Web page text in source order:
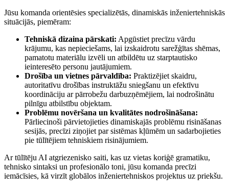
Jūsu komanda orientēsies specializētās, dinamiskās inženiertehniskās
situācijās, piemēram:
Tehniskā dizaina pārskati: Apgūstiet precīzu vārdu
krājumu, kas nepieciešams, lai izskaidrotu sarežģītas shēmas,
pamatotu materiālu izvēli un atbildētu uz starptautisko
ieinteresēto personu jautājumiem.
Drošība un vietnes pārvaldība: Praktizējiet skaidru,
autoritatīvu drošības instruktāžu sniegšanu un efektīvu
koordināciju ar pārrobežu darbuzņēmējiem, lai nodrošinātu
pilnīgu atbilstību objektam.
Problēmu novēršana un kvalitātes nodrošināšana:
Pārliecinoši pārvietojieties dinamiskajās problēmu risināšanas
sesijās, precīzi ziņojiet par sistēmas kļūmēm un sadarbojieties
pie tūlītējiem tehniskiem risinājumiem.
Ar tūlītēju AI atgriezenisko saiti, kas uz vietas koriģē gramatiku,
tehnisko sintaksi un profesionālo toni, jūsu komanda precīzi
iemācīsies, kā virzīt globālos inženiertehniskos projektus uz priekšu.